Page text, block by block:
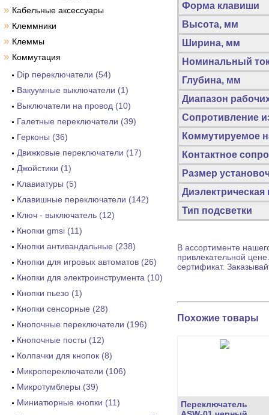
» Кабельные аксессуары
» Клеммники
» Клеммы
» Коммутация
Dip переключатели (54)
Вакуумные выключатели (1)
Выключатели на провод (10)
Галетные переключатели (39)
Герконы (36)
Движковые переключатели (17)
Джойстики (1)
Клавиатуры (5)
Клавишные переключатели (142)
Ключ - выключатель (12)
Кнопки gmsi (11)
Кнопки антивандальные (238)
Кнопки для игровых автоматов (26)
Кнопки для электроинструмента (10)
Кнопки пьезо (1)
Кнопки сенсорные (28)
Кнопочные переключатели (196)
Кнопочные посты (12)
Колпачки для кнопок (8)
Микропереключатели (106)
Микротумблеры (39)
Миниатюрные кнопки (11)
Форма клавиши
Высота, мм
Ширина, мм
Номинальный
Глубина, мм
Диапазон
Сопротивление
Коммутируемое
Контактное
Размер
Тип подсветки
В ассортименте
привлекательной
сертификат.
Похожие товары
Переключатель